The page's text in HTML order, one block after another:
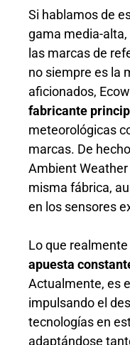
Si hablamos de
gama media-alta,
las marcas de
no siempre es la
aficionados,
fabricante
meteorológicas
marcas. De
Ambient
misma fábrica,
en los sensores
Lo que
apuesta
Actualmente, es
impulsando el
tecnologías en
adaptándose